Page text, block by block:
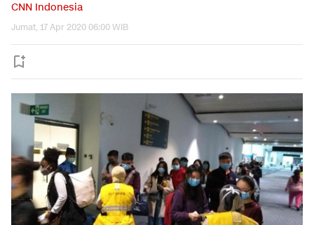
CNN Indonesia
Jumat, 17 Apr 2020 06:00 WIB